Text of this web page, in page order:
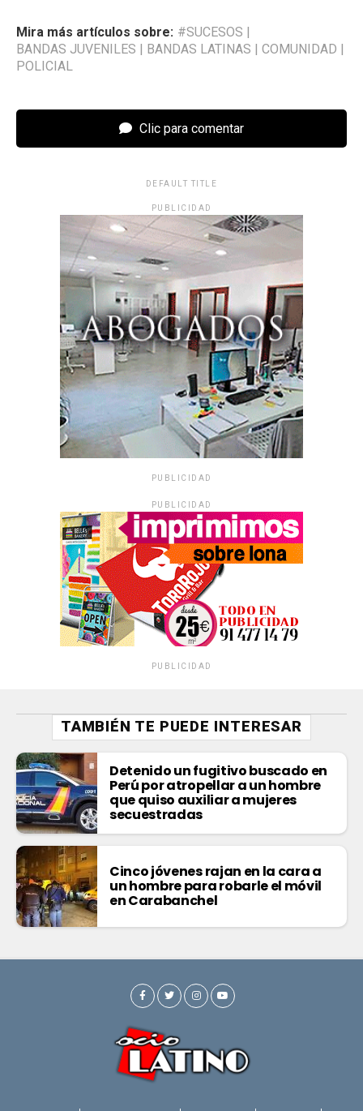
Mira más artículos sobre: #SUCESOS |
BANDAS JUVENILES | BANDAS LATINAS | COMUNIDAD |
POLICIAL
Clic para comentar
DEFAULT TITLE
PUBLICIDAD
PUBLICIDAD
PUBLICIDAD
PUBLICIDAD
TAMBIÉN TE PUEDE INTERESAR
Detenido un fugitivo buscado en
Perú por atropellar a un hombre
que quiso auxiliar a mujeres
secuestradas
Cinco jóvenes rajan en la cara a
un hombre para robarle el móvil
en Carabanchel